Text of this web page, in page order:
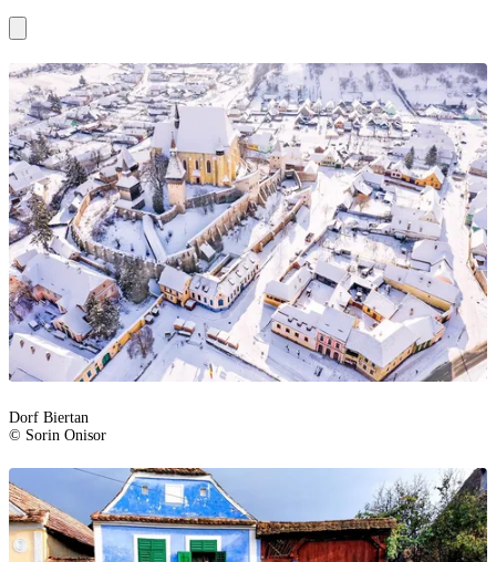
Dorf Biertan
© Sorin Onisor